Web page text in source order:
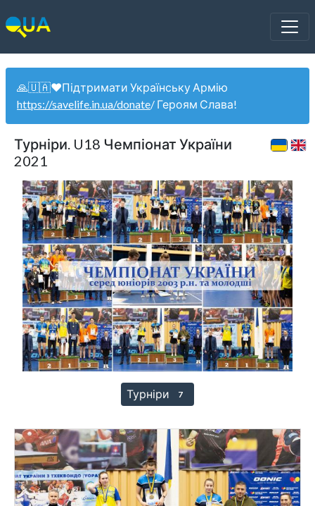
🙏🇺🇦❤️Підтримати Українську Армію
https://savelife.in.ua/donate/ Героям Слава!
Турніри. U18 Чемпіонат України
2021
Турніри 7